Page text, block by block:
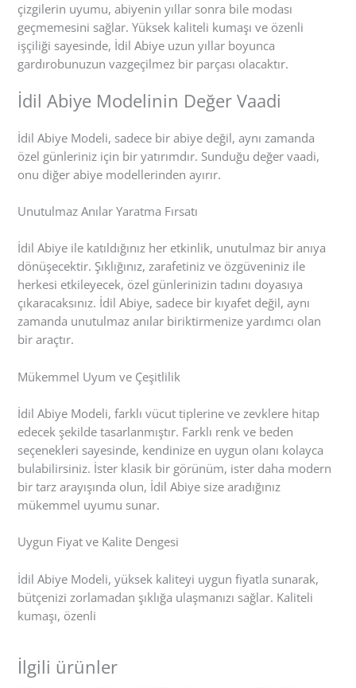
çizgilerin uyumu, abiyenin yıllar sonra bile modası
geçmemesini sağlar. Yüksek kaliteli kumaşı ve özenli
işçiliği sayesinde, İdil Abiye uzun yıllar boyunca
gardırobunuzun vazgeçilmez bir parçası olacaktır.
İdil Abiye Modelinin Değer Vaadi
İdil Abiye Modeli, sadece bir abiye değil, aynı zamanda
özel günleriniz için bir yatırımdır. Sunduğu değer vaadi,
onu diğer abiye modellerinden ayırır.
Unutulmaz Anılar Yaratma Fırsatı
İdil Abiye ile katıldığınız her etkinlik, unutulmaz bir anıya
dönüşecektir. Şıklığınız, zarafetiniz ve özgüveniniz ile
herkesi etkileyecek, özel günlerinizin tadını doyasıya
çıkaracaksınız. İdil Abiye, sadece bir kıyafet değil, aynı
zamanda unutulmaz anılar biriktirmenize yardımcı olan
bir araçtır.
Mükemmel Uyum ve Çeşitlilik
İdil Abiye Modeli, farklı vücut tiplerine ve zevklere hitap
edecek şekilde tasarlanmıştır. Farklı renk ve beden
seçenekleri sayesinde, kendinize en uygun olanı kolayca
bulabilirsiniz. İster klasik bir görünüm, ister daha modern
bir tarz arayışında olun, İdil Abiye size aradığınız
mükemmel uyumu sunar.
Uygun Fiyat ve Kalite Dengesi
İdil Abiye Modeli, yüksek kaliteyi uygun fiyatla sunarak,
bütçenizi zorlamadan şıklığa ulaşmanızı sağlar. Kaliteli
kumaşı, özenli
İlgili ürünler